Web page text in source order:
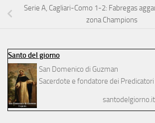
Serie A, Cagliari-Como 1-2: Fabregas
zona Champions
Santo del giorno
San Domenico di Guzman
Sacerdote e fondatore dei Predicatori
santodelgiorno.it